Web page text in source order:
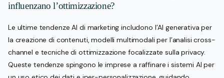
influenzano l’ottimizzazione?
Le ultime tendenze AI di marketing includono l’AI generativa per
la creazione di contenuti, modelli multimodali per l’analisi cross-
channel e tecniche di ottimizzazione focalizzate sulla privacy.
Queste tendenze spingono le imprese a raffinare i sistemi AI per